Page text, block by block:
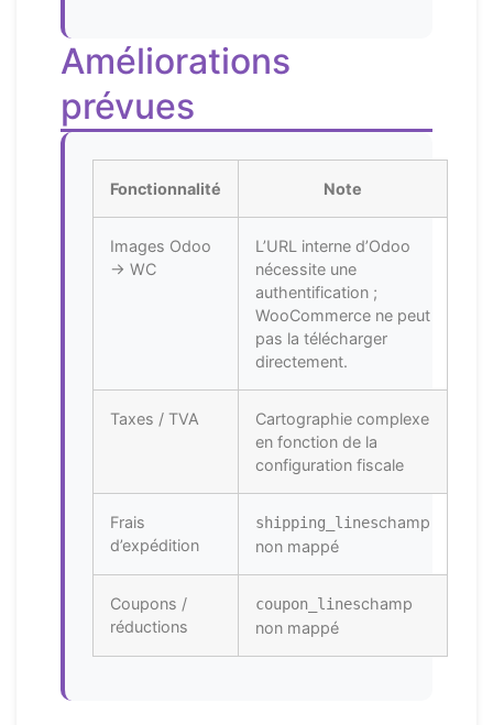
Améliorations
prévues
Fonctionnalité Note
Images Odoo
→ WC
L’URL interne d’Odoo
nécessite une
authentification ;
WooCommerce ne peut
pas la télécharger
directement.
Taxes / TVA
Cartographie complexe
en fonction de la
configuration fiscale
Frais
d’expédition
shipping_lineschamp
non mappé
Coupons /
réductions
coupon_lineschamp
non mappé